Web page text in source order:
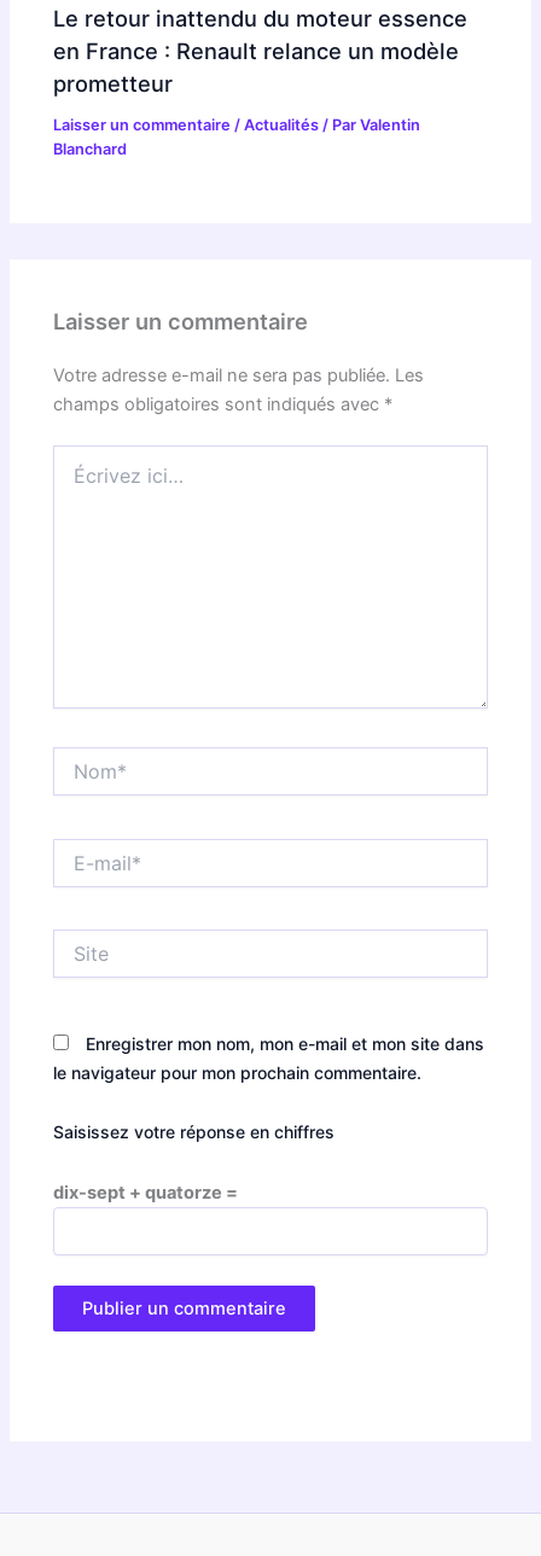
Le retour inattendu du moteur essence
en France : Renault relance un modèle
prometteur
Laisser un commentaire /Actualités / ParValentin
Blanchard
Laisser un commentaire
Votre adresse e-mail ne sera pas publiée. Les
champs obligatoires sont indiqués avec *
ici…
mail*
Enregistrer mon nom, mon e-mail et mon site dans
le navigateur pour mon prochain commentaire.
Saisissez votre réponse en chiffres
dix-sept + quatorze =